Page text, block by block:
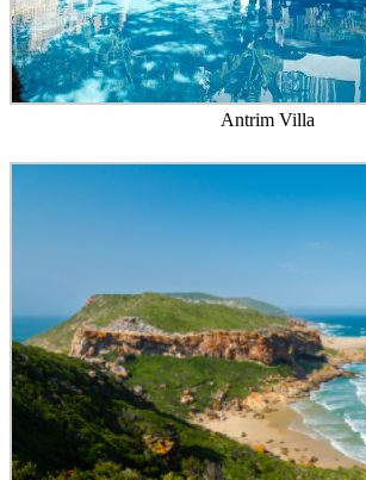
Antrim Villa